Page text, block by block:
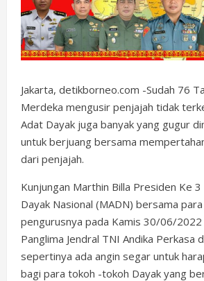
Jakarta, detikborneo.com -Sudah 76
Merdeka mengusir penjajah tidak
Adat Dayak juga banyak yang gugur
untuk berjuang bersama
dari penjajah.
Kunjungan Marthin Billa Presiden Ke
Dayak Nasional (MADN) bersama
pengurusnya pada Kamis 30/06/
Panglima Jendral TNI Andika Perkasa
sepertinya ada angin segar untuk
bagi para tokoh -tokoh Dayak yang